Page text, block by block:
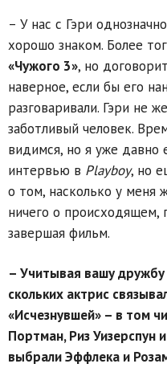
– У нас с Гэри
хорошо знаком. Более
«Чужого 3», но
наверное, если бы его
разговаривали. Гэри не
заботливый человек.
видимся, но я уже давно
интервью в Playboy, но
о том, насколько у меня
ничего о происходящем,
завершая фильм.
– Учитывая вашу
скольких актрис
«Исчезнувшей» – в том
Портман, Риз Уизерспун
выбрали Эффлека и